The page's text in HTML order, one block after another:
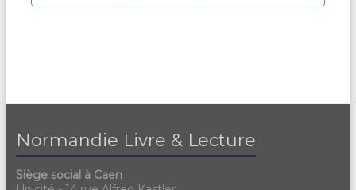
Normandie Livre & Lecture
Siège social à Caen